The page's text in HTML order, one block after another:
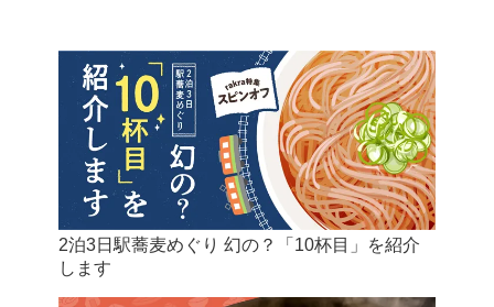
2泊3日駅蕎麦めぐり 幻の？「10杯目」を紹介
します